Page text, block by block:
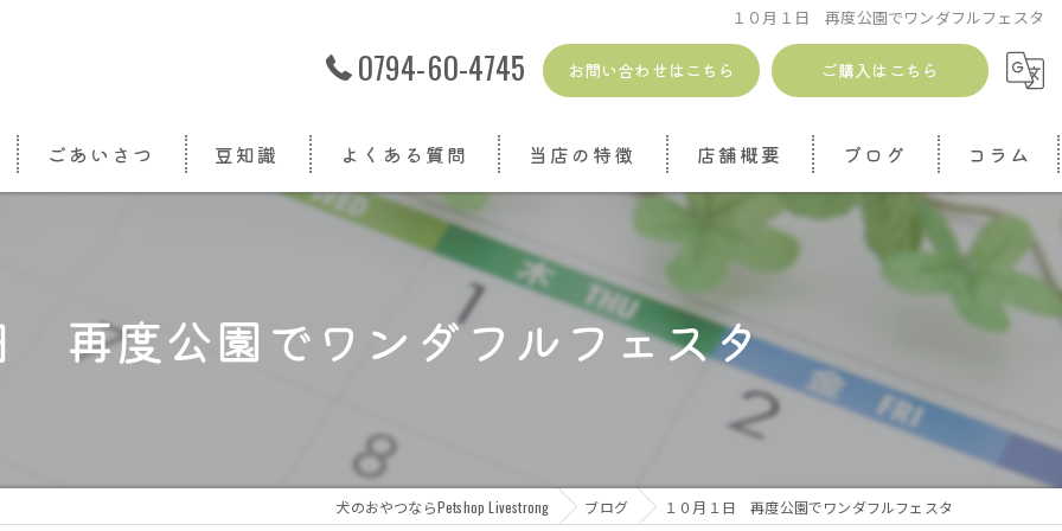
１０月１日 再度公園でワンダフルフェスタ
0794-60-4745 お問い合わせはこちら ご購入はこちら
ごあいさつ 豆知識 よくある質問 当店の特徴
無添加
ドッグトリーツ
店舗概要 ブログ コラム
再度公園でワンダフルフェスタ
犬のおやつならPetshop Livestrong ブログ １０月１日 再度公園でワンダフルフェスタ